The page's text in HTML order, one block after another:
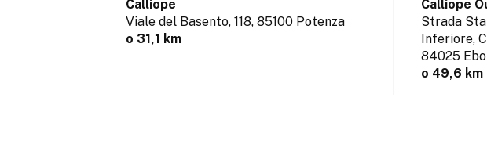
Calliope
Viale del Basento, 118, 85100 Potenza
o 31,1 km
Calliope
Strada
Inferiore,
84025
o 49,6 km